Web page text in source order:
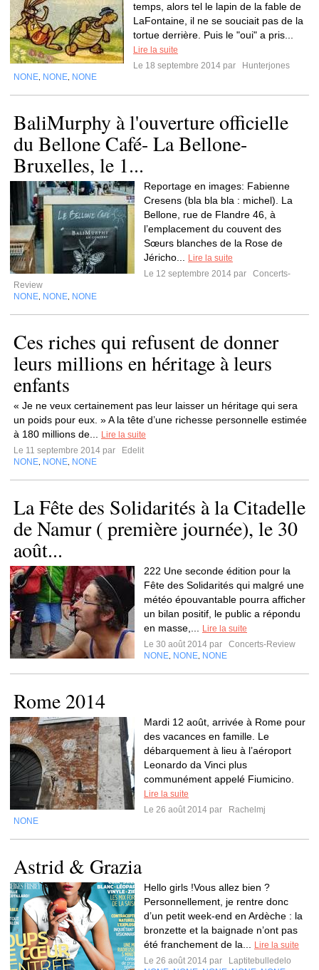
temps, alors tel le lapin de la fable de
LaFontaine, il ne se souciait pas de la
tortue derrière. Puis le "oui" a pris...
Lire la suite
Le 18 septembre 2014 par
Hunterjones
NONE NONE NONE
BaliMurphy à l'ouverture officielle
du Bellone Café- La Bellone-
Bruxelles, le 1...
Reportage en images: Fabienne
Cresens (bla bla bla : michel). La
Bellone, rue de Flandre 46, à
l’emplacement du couvent des
Sœurs blanches de la Rose de
Jéricho...
Lire la suite
Le 12 septembre 2014 par
Concerts-
Review
NONE NONE NONE
Ces riches qui refusent de donner
leurs millions en héritage à leurs
enfants
« Je ne veux certainement pas leur laisser un héritage qui sera
un poids pour eux. » A la tête d’une richesse personnelle estimée
à 180 millions de...
Lire la suite
Le 11 septembre 2014 par
Edelit
NONE NONE NONE
La Fête des Solidarités à la Citadelle
de Namur ( première journée), le 30
août...
222 Une seconde édition pour la
Fête des Solidarités qui malgré une
météo épouvantable pourra afficher
un bilan positif, le public a répondu
en masse,...
Lire la suite
Le 30 août 2014 par
Concerts-Review
NONE NONE NONE
Rome 2014
Mardi 12 août, arrivée à Rome pour
des vacances en famille. Le
débarquement à lieu à l’aéroport
Leonardo da Vinci plus
communément appelé Fiumicino.
Lire la suite
Le 26 août 2014 par
Rachelmj
NONE
Astrid & Grazia
Hello girls !Vous allez bien ?
Personnellement, je rentre donc
d’un petit week-end en Ardèche : la
bronzette et la baignade n’ont pas
été franchement de la...
Lire la suite
Le 26 août 2014 par
Laptitebulledelo